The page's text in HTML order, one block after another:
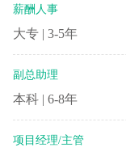
薪酬人事
大专 | 3-5年
副总助理
本科 | 6-8年
项目经理/主管